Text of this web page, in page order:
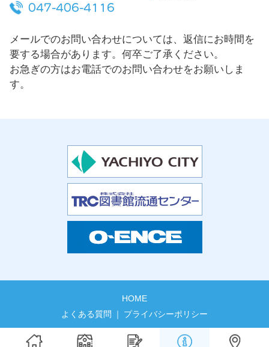
047-406-4116
メールでのお問い合わせについては、返信にお時間を
要する場合があります。何卒ご了承ください。
お急ぎの方はお電話でのお問い合わせをお願いしま
す。
HOME
よくある質問
プライバシーポリシー